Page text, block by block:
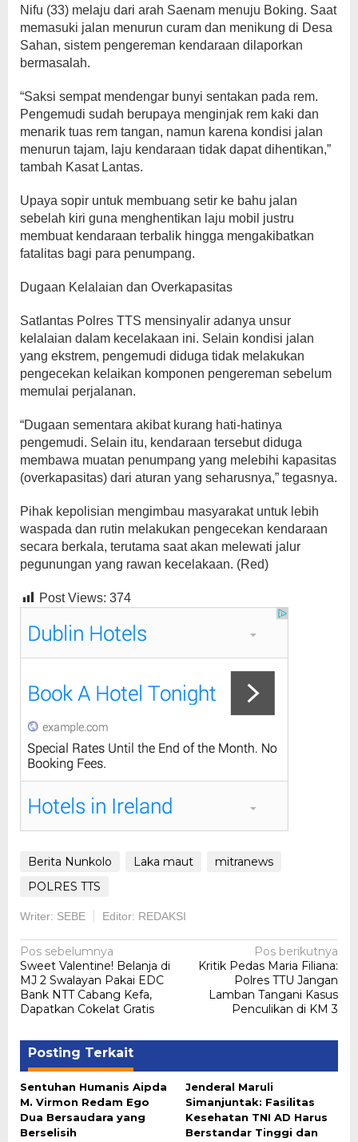
Nifu (33) melaju dari arah Saenam menuju Boking. Saat
memasuki jalan menurun curam dan menikung di Desa
Sahan, sistem pengereman kendaraan dilaporkan
bermasalah.
“Saksi sempat mendengar bunyi sentakan pada rem.
Pengemudi sudah berupaya menginjak rem kaki dan
menarik tuas rem tangan, namun karena kondisi jalan
menurun tajam, laju kendaraan tidak dapat dihentikan,”
tambah Kasat Lantas.
Upaya sopir untuk membuang setir ke bahu jalan
sebelah kiri guna menghentikan laju mobil justru
membuat kendaraan terbalik hingga mengakibatkan
fatalitas bagi para penumpang.
Dugaan Kelalaian dan Overkapasitas
Satlantas Polres TTS mensinyalir adanya unsur
kelalaian dalam kecelakaan ini. Selain kondisi jalan
yang ekstrem, pengemudi diduga tidak melakukan
pengecekan kelaikan komponen pengereman sebelum
memulai perjalanan.
“Dugaan sementara akibat kurang hati-hatinya
pengemudi. Selain itu, kendaraan tersebut diduga
membawa muatan penumpang yang melebihi kapasitas
(overkapasitas) dari aturan yang seharusnya,” tegasnya.
Pihak kepolisian mengimbau masyarakat untuk lebih
waspada dan rutin melakukan pengecekan kendaraan
secara berkala, terutama saat akan melewati jalur
pegunungan yang rawan kecelakaan. (Red)
Post Views: 374
Berita Nunkolo Laka maut
mitranews
POLRES TTS
Writer: SEBE Editor: REDAKSI
Navigasi
pos
Pos sebelumnya
Sweet Valentine! Belanja di
MJ 2 Swalayan Pakai EDC
Bank NTT Cabang Kefa,
Dapatkan Cokelat Gratis
Pos berikutnya
Kritik Pedas Maria Filiana:
Polres TTU Jangan
Lamban Tangani Kasus
Penculikan di KM 3
Posting Terkait
Sentuhan Humanis Aipda
M. Virmon Redam Ego
Dua Bersaudara yang
Berselisih
Jenderal Maruli
Simanjuntak: Fasilitas
Kesehatan TNI AD Harus
Berstandar Tinggi dan